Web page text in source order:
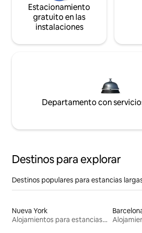
Estacionamiento
gratuito en las
instalaciones
Departamento con
Destinos para explorar
Destinos populares para estancias
Nueva York
Alojamientos para estancias largas